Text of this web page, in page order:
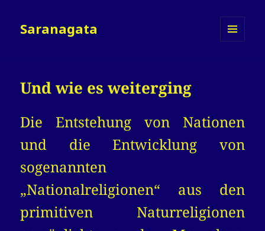
Saranagata
Und wie es weiterging
Die Entstehung von Nationen
und die Entwicklung von
sogenannten
„Nationalreligionen“ aus den
primitiven Naturreligionen